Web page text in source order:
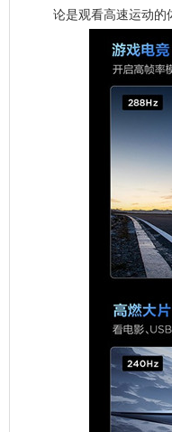
论是观看高速运动的